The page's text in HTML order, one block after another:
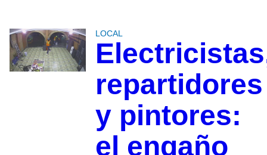
LOCAL
repartidores
y pintores:
el engaño